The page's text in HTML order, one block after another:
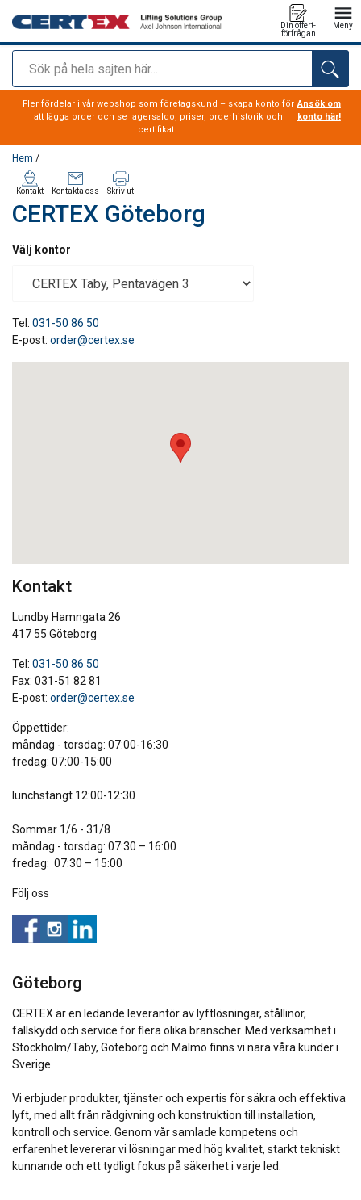
Sök
Din offert-
förfrågan
Meny
tillagd i varukorg
Fler fördelar i vår webshop som företagskund – skapa konto för
att lägga order och se lagersaldo, priser, orderhistorik och
certifikat.
Ansök om
konto här!
Hem /
CERTEX Göteborg
Kontakt Kontakta oss Skriv ut
Välj kontor
Tel: 031-50 86 50
E-post: order@certex.se
Kontakt
Lundby Hamngata 26
417 55 Göteborg
Tel: 031-50 86 50
Fax: 031-51 82 81
E-post: order@certex.se
Öppettider:
måndag - torsdag: 07:00-16:30
fredag: 07:00-15:00
lunchstängt 12:00-12:30
Sommar 1/6 - 31/8
måndag - torsdag: 07:30 – 16:00
fredag: 07:30 – 15:00
Följ oss
Göteborg
CERTEX är en ledande leverantör av lyftlösningar, stållinor,
fallskydd och service för flera olika branscher. Med verksamhet i
Stockholm/Täby, Göteborg och Malmö finns vi nära våra kunder i
Sverige.
Vi erbjuder produkter, tjänster och expertis för säkra och effektiva
lyft, med allt från rådgivning och konstruktion till installation,
kontroll och service. Genom vår samlade kompetens och
erfarenhet levererar vi lösningar med hög kvalitet, starkt tekniskt
kunnande och ett tydligt fokus på säkerhet i varje led.
SWEDISH
ENGLISH TRANSLATION
Denna webbplats använder
cookies
Vi använder cookies för att anpassa innehåll,
annonser och för att analysera vår trafik. Vi
delar också information om din användning av
vår webbplats med våra reklam- och
analyspartners som kan kombinera den med